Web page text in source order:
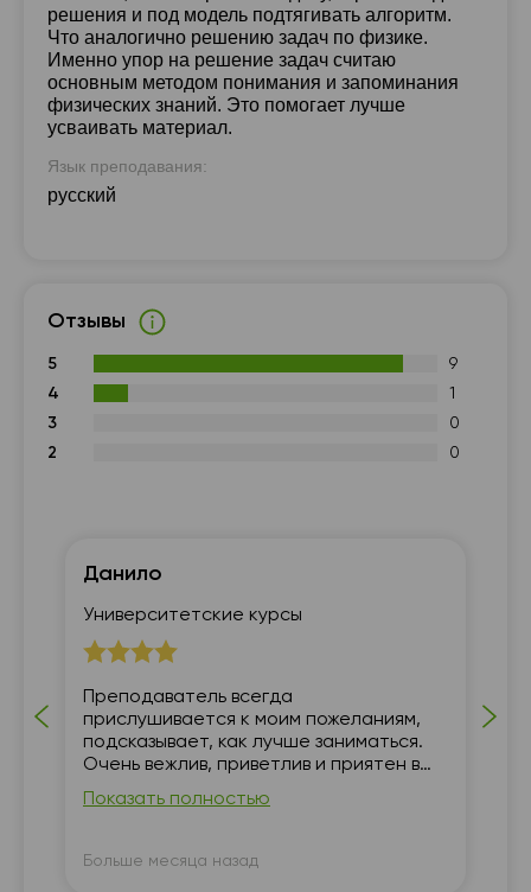
решения и под модель подтягивать алгоритм.
Что аналогично решению задач по физике.
Именно упор на решение задач считаю
основным методом понимания и запоминания
физических знаний. Это помогает лучше
усваивать материал.
Язык преподавания:
русский
Отзывы
5
9
4
1
3
0
2
0
Данило
Университетские курсы
Преподаватель всегда
прислушивается к моим пожеланиям,
подсказывает, как лучше заниматься.
Очень вежлив, приветлив и приятен в
общении.
Показать полностью
Больше месяца назад